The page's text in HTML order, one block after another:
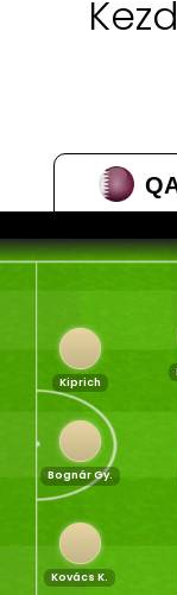
Kiprich
Bognár Gy.
Kovács K.